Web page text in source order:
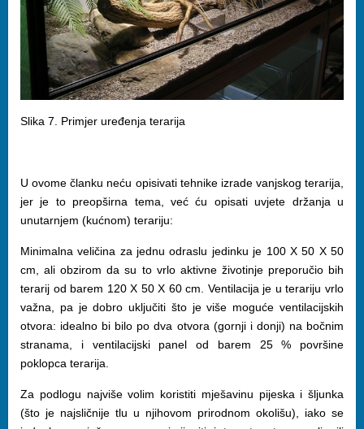
Slika 7. Primjer uređenja terarija
U ovome članku neću opisivati tehnike izrade vanjskog terarija,
jer je to preopširna tema, već ću opisati uvjete držanja u
unutarnjem (kućnom) terariju:
Minimalna veličina za jednu odraslu jedinku je 100 X 50 X 50
cm, ali obzirom da su to vrlo aktivne životinje preporučio bih
terarij od barem 120 X 50 X 60 cm. Ventilacija je u terariju vrlo
važna, pa je dobro uključiti što je više moguće ventilacijskih
otvora: idealno bi bilo po dva otvora (gornji i donji) na bočnim
stranama, i ventilacijski panel od barem 25 % površine
poklopca terarija.
Za podlogu najviše volim koristiti mješavinu pijeska i šljunka
(što je najsličnije tlu u njihovom prirodnom okolišu), iako se